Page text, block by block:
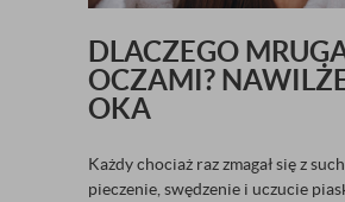
DLACZEGO
OCZAMI?
OKA
Każdy chociaż raz zmagał się z
pieczenie, swędzenie i uczucie